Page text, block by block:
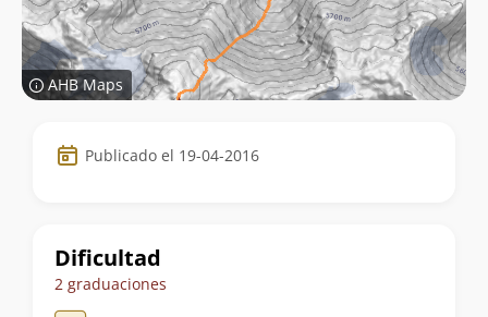
AHB Maps
Datos
de
ruta
Publicado el 19-04-2016
Dificultad
2 graduaciones